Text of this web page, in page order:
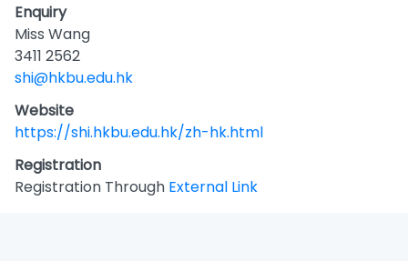
Enquiry
Miss Wang
3411 2562
shi@hkbu.edu.hk
Website
https://shi.hkbu.edu.hk/zh-hk.html
Registration
Registration Through External Link